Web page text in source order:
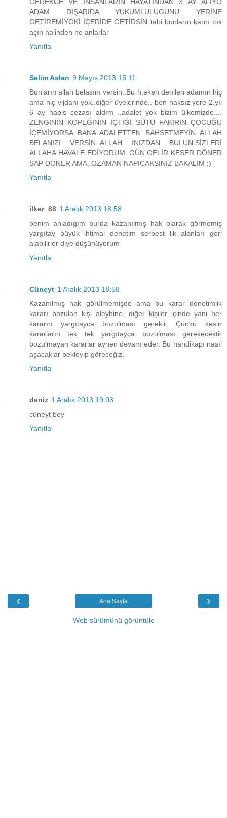
ADAM DIŞARIDA YUKUMLULUGUNU YERİNE
GETİREMİYOKİ İÇERİDE GETİRSİN tabi bunların karnı tok
açın halinden ne anlarlar
Yanıtla
Selim Aslan 9 Mayıs 2013 15:11
Bunların allah belasını versin..Bu h.eken denilen adamın hiç
ama hiç vijdanı yok..diğer üyelerinde.. ben haksız yere 2.yıl
6 ay hapis cezası aldım ..adalet yok bizim ülkemizde....
ZENGİNİN KÖPEĞİNİN İÇTİĞİ SÜTÜ FAKİRİN ÇOCUĞU
İÇEMİYORSA BANA ADALETTEN BAHSETMEYİN..ALLAH
BELANIZI VERSİN..ALLAH INIZDAN BULUN.SİZLERİ
ALLAHA HAVALE EDİYORUM..GÜN GELİR KESER DÖNER
SAP DÖNER AMA..OZAMAN NAPICAKSINIZ BAKALIM ;)
Yanıtla
ilker_68 1 Aralık 2013 18:58
benim anladıgım burda kazanılmış hak olarak görmemiş
yargıtay büyük ihtimal denetim serbest lik alanları geri
alabilirler diye düşünüyorum
Yanıtla
Cüneyt 1 Aralık 2013 18:58
Kazanılmış hak görülmemişde ama bu karar denetimlik
kararı bozulan kişi aleyhine, diğer kişiler içinde yani her
kararın yargıtayca bozulması gerekir, Çünkü kesin
kararların tek tek yargıtayca bozulması gerekecektir
bozulmayan kararlar aynen devam eder. Bu handikapı nasıl
aşacaklar bekleyip göreceğiz.
Yanıtla
deniz 1 Aralık 2013 19:03
cüneyt bey
Yanıtla
‹ ›
Ana Sayfa
Web sürümünü görüntüle